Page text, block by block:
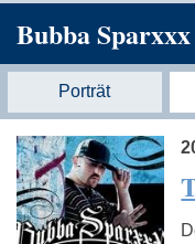
Bubba Sparxxx
Porträt